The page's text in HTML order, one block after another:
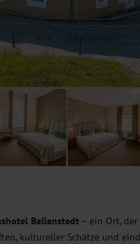
Ballenstedt – ein Ort,
kultureller Schätze und
erfassen wir
und den Effekt
Google und Facebook.
Weitere Hinweise zu
in denCookie-
Inhalte, passend zu Ihren